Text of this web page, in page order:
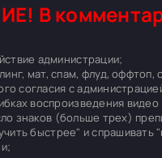
В
администрации;
мат, спам, флуд,
согласия с
воспроизведения видео
знаков (больше трех)
быстрее" и спрашивать